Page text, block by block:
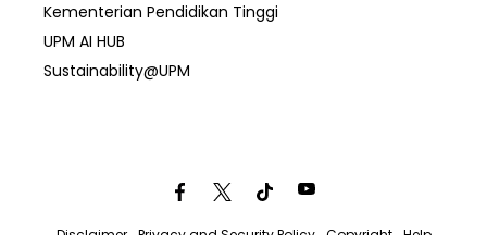
Kementerian Pendidikan Tinggi
UPM AI HUB
Sustainability@UPM